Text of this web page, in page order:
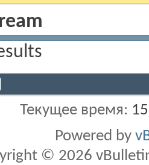
Текущее время:
Powered by
© 2026